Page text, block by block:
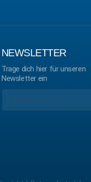
NEWSLETTER
Trage dich hier für unseren
Newsletter ein